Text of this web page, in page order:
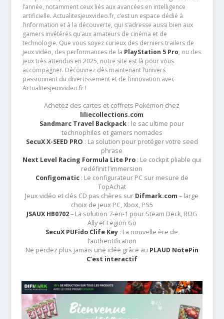
l’année, notamment ceux liés aux avancées en intelligence
artificielle. Actualitesjeuxvideo.fr, c’est un espace dédié à
l’information et à la découverte, qui s’adresse aussi bien aux
gamers invétérés qu’aux amateurs de cinéma et de
technologie. Que vous soyez curieux des derniers trailers de
jeux vidéo, des performances de la PlayStation 5 Pro, ou des
jeux très attendus en 2025, notre site est là pour vous
accompagner. Découvrez dès maintenant l’univers
passionnant du divertissement et de l’innovation avec
Actualitesjeuxvideo.fr !
Achetez des cartes et coffrets Pokémon chez
liliecollections.com
Sandmarc Travel Backpack : le sac ultime pour
technophiles et gamers nomades
SecuX X-SEED PRO : La solution pour protéger votre seed
phrase
Next Level Racing Formula Lite Pro: Le cockpit pliable qui
redéfinit l’immersion
Configomatic: Le configurateur PC sur mesure de
TopAchat
Jeux vidéo et clés CD pas chères sur Difmark.com – large
choix de jeux PC, Xbox, PS5
JSAUX HB0702– La solution 7-en-1 pour Steam Deck, ROG
Ally et Legion Go
SecuX PUFido Clife Key : La nouvelle ère de
l’authentification
Ne perdez plus jamais une idée grâce au PLAUD NotePin
C’est interactif